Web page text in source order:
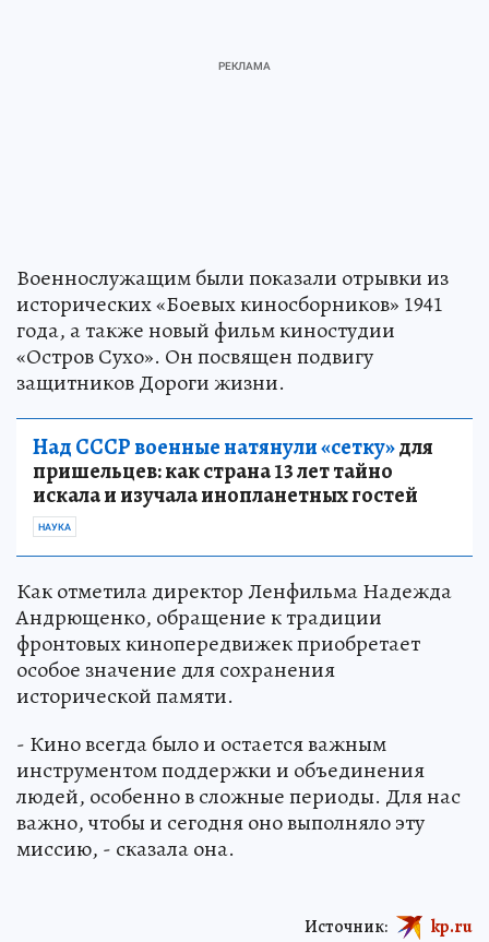
Военнослужащим были показали отрывки из
исторических «Боевых киносборников» 1941
года, а также новый фильм киностудии
«Остров Сухо». Он посвящен подвигу
защитников Дороги жизни.
Над СССР военные натянули «сетку»для
пришельцев: как страна 13 лет тайно
искала и изучала инопланетных гостей
НАУКА
Как отметила директор Ленфильма Надежда
Андрющенко, обращение к традиции
фронтовых кинопередвижек приобретает
особое значение для сохранения
исторической памяти.
- Кино всегда было и остается важным
инструментом поддержки и объединения
людей, особенно в сложные периоды. Для нас
важно, чтобы и сегодня оно выполняло эту
миссию, - сказала она.
Источник: kp.ru